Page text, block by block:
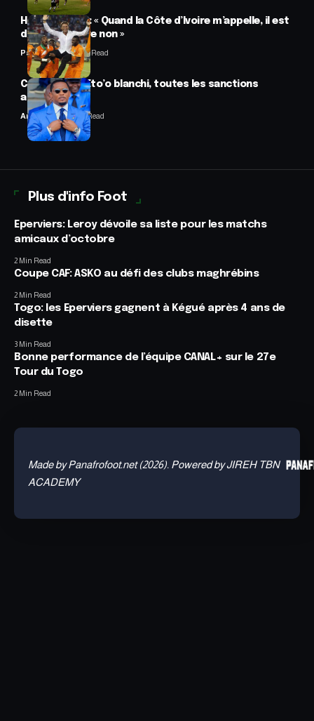
Hervé Renard : « Quand la Côte d’Ivoire m’appelle, il est
difficile de dire non »
Panafrofoot2 Min Read
CAF : Samuel Eto’o blanchi, toutes les sanctions
annulées
Anselme AVI2 Min Read
Plus d'info Foot
Eperviers: Leroy dévoile sa liste pour les matchs
amicaux d’octobre
2 Min Read
Coupe CAF: ASKO au défi des clubs maghrébins
2 Min Read
Togo: les Eperviers gagnent à Kégué après 4 ans de
disette
3 Min Read
Bonne performance de l’équipe CANAL+ sur le 27e
Tour du Togo
2 Min Read
Made by Panafrofoot.net (2026). Powered by JIREH TBN
ACADEMY